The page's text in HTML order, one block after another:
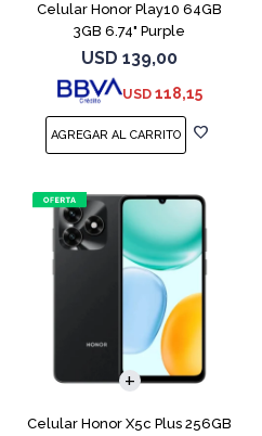
Celular Honor Play10 64GB
3GB 6.74" Purple
USD 139,00
USD 118,15
Celular Honor X5c Plus 256GB
COMPARAR